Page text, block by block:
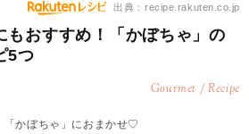
出典：recipe.rakuten.co.jp
もおすすめ！「かぼちゃ」の
5つ
Gourmet / Recipe
「かぼちゃ」におまかせ♡